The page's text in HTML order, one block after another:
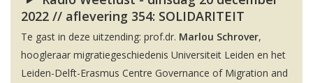
2022 // aflevering 354: SOLIDARITEIT
Te gast in deze uitzending: prof.dr. Marlou Schrover,
hoogleraar migratiegeschiedenis Universiteit Leiden en het
Leiden-Delft-Erasmus Centre Governance of Migration and